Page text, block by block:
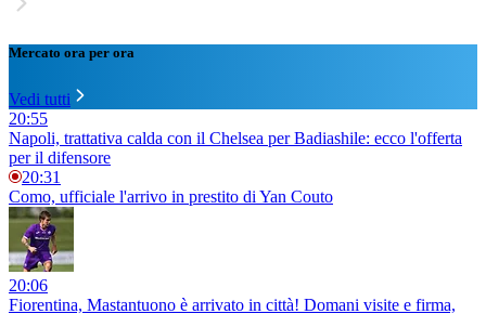
Mercato ora per ora
Vedi tutti
20:55
Napoli, trattativa calda con il Chelsea per Badiashile: ecco l'offerta
per il difensore
20:31
Como, ufficiale l'arrivo in prestito di Yan Couto
20:06
Fiorentina, Mastantuono è arrivato in città! Domani visite e firma,